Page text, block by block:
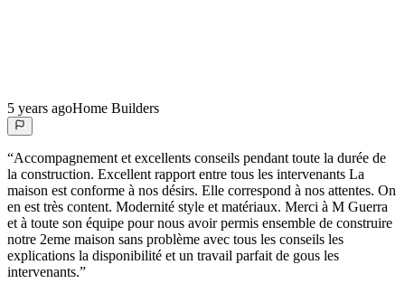
5 years agoHome Builders
“Accompagnement et excellents conseils pendant toute la durée de
la construction. Excellent rapport entre tous les intervenants La
maison est conforme à nos désirs. Elle correspond à nos attentes. On
en est très content. Modernité style et matériaux. Merci à M Guerra
et à toute son équipe pour nous avoir permis ensemble de construire
notre 2eme maison sans problème avec tous les conseils les
explications la disponibilité et un travail parfait de gous les
intervenants.”